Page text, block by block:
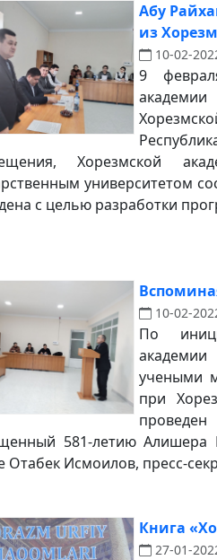
Абу
из
10-02-
9
Хорезмской
университетом
с целью разработки
10-02-
По
академии
учеными
при
581-летию Алишера
Отабек Исмоилов, пресс-
Книга
27-01-